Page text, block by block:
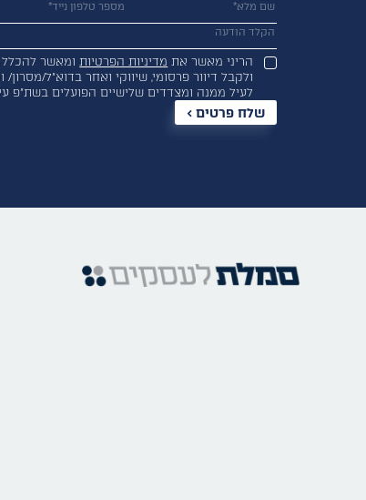
הריני מאשר את מדיניות הפרטיותומאשר
ולקבל דיוור פרסומי, שיווקי ואחר בדוא”ל/
לעיל ממנה ומצדדים שלישיים הפועלים בשת”פ